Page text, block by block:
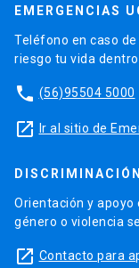
EMERGENCIAS
Teléfono en caso
riesgo tu vida
phone (56)95504 5000
launch Ir al sitio de
Orientación y apoyo
género o violencia
launch Contacto para